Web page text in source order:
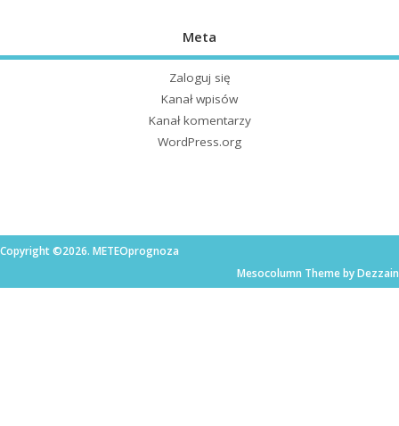
Meta
Zaloguj się
Kanał wpisów
Kanał komentarzy
WordPress.org
Copyright ©2026. METEOprognoza
Mesocolumn Theme by Dezzain